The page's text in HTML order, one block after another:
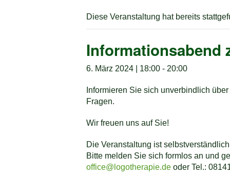
Diese Veranstaltung hat bereits
Informationsabend
6. März 2024 | 18:00 - 20:00
Informieren Sie sich unverbindlich
Fragen.
Wir freuen uns auf Sie!
Die Veranstaltung ist
Bitte melden Sie sich formlos an und
office@logotherapie.de oder Tel.: